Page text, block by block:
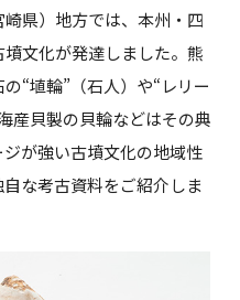
県）地方では、本州・四
文化が発達しました。熊
“埴輪”（石人）や“レリー
産貝製の貝輪などはその典
が強い古墳文化の地域性
な考古資料をご紹介しま